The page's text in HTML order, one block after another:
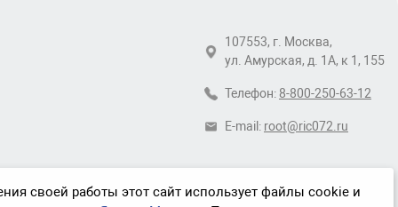
107553, г. Москва,
ул. Амурская, д. 1А, к 1, 155
Телефон: 8-800-250-63-12
E-mail: root@ric072.ru
своей работы этот сайт использует файлы cookie и